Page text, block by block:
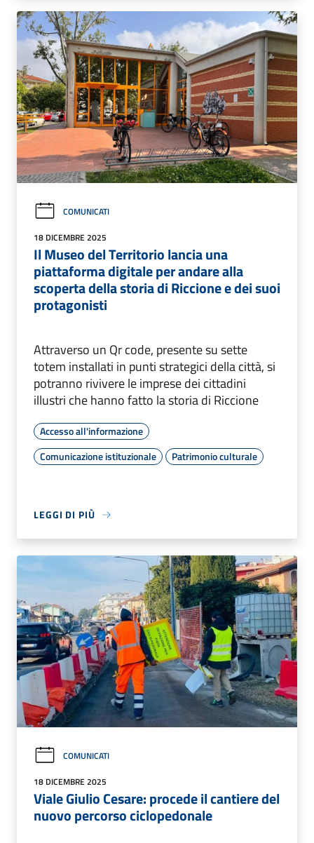
COMUNICATI
18 DICEMBRE 2025
Il Museo del Territorio lancia una
piattaforma digitale per andare alla
scoperta della storia di Riccione e dei suoi
protagonisti
Attraverso un Qr code, presente su sette
totem installati in punti strategici della città, si
potranno rivivere le imprese dei cittadini
illustri che hanno fatto la storia di Riccione
Accesso all'informazione
Comunicazione istituzionale
Patrimonio culturale
LEGGI DI PIÙ
COMUNICATI
18 DICEMBRE 2025
Viale Giulio Cesare: procede il cantiere del
nuovo percorso ciclopedonale